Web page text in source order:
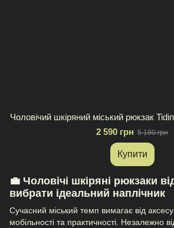
Чоловічий шкіряний міський рюкзак
2 590 грн 5 180 грн
Купити
💼 Чоловічі шкіряні рюкзаки
вибрати ідеальний наплічник
Сучасний міський темп вимагає від
мобільності та практичності. Незалежно